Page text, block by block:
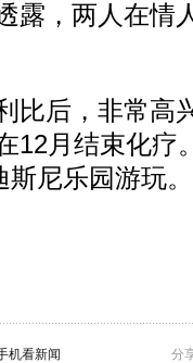
露，两人在情
后，非常高
12月结束化疗
尼乐园游玩。
分
机看新闻